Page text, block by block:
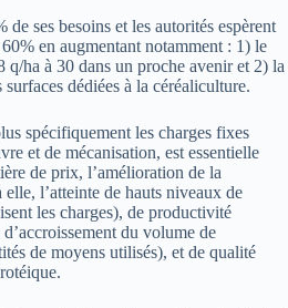
ses besoins et les autorités espèrent
en augmentant notamment : 1) le
q/ha à 30 dans un proche avenir et 2) la
dédiées à la céréaliculture.
spécifiquement les charges fixes
et de mécanisation, est essentielle
de prix, l’amélioration de la
l’atteinte de hauts niveaux de
les charges), de productivité
du volume de
de moyens utilisés), et de qualité